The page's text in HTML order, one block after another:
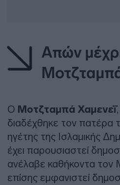
Απών
Ο Μοτζταμπά Χαμενεΐ
διαδέχθηκε τον πατέρα
ηγέτης της Ισλαμικής
έχει παρουσιαστεί
ανέλαβε καθήκοντα τον
επίσης εμφανιστεί